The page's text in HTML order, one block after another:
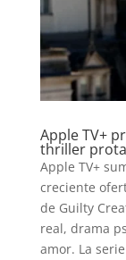
Apple TV+
thriller
Apple TV+
creciente
de Guilty
real, drama
amor. La